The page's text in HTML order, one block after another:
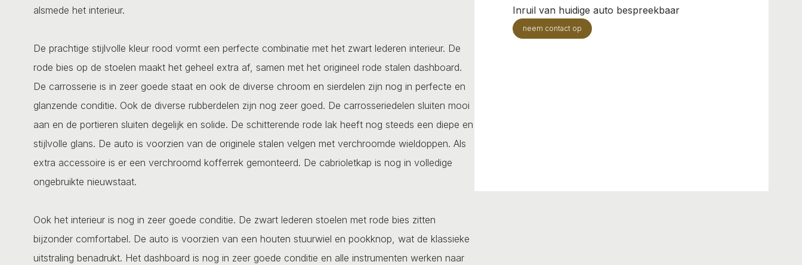
alsmede het interieur.
De prachtige stijlvolle kleur rood vormt een perfecte combinatie met het zwart lederen interieur. De
rode bies op de stoelen maakt het geheel extra af, samen met het origineel rode stalen dashboard.
De carrosserie is in zeer goede staat en ook de diverse chroom en sierdelen zijn nog in perfecte en
glanzende conditie. Ook de diverse rubberdelen zijn nog zeer goed. De carrosseriedelen sluiten mooi
aan en de portieren sluiten degelijk en solide. De schitterende rode lak heeft nog steeds een diepe en
stijlvolle glans. De auto is voorzien van de originele stalen velgen met verchroomde wieldoppen. Als
extra accessoire is er een verchroomd kofferrek gemonteerd. De cabrioletkap is nog in volledige
ongebruikte nieuwstaat.
Ook het interieur is nog in zeer goede conditie. De zwart lederen stoelen met rode bies zitten
bijzonder comfortabel. De auto is voorzien van een houten stuurwiel en pookknop, wat de klassieke
uitstraling benadrukt. Het dashboard is nog in zeer goede conditie en alle instrumenten werken naar
Inruil van huidige auto bespreekbaar
neem contact op